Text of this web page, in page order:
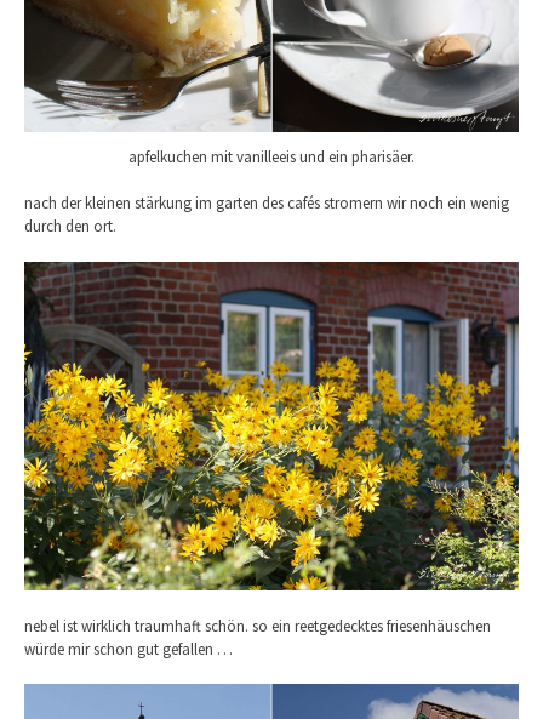
apfelkuchen mit vanilleeis und ein pharisäer.
nach der kleinen stärkung im garten des cafés stromern wir noch ein wenig
durch den ort.
nebel ist wirklich traumhaft schön. so ein reetgedecktes friesenhäuschen
würde mir schon gut gefallen …